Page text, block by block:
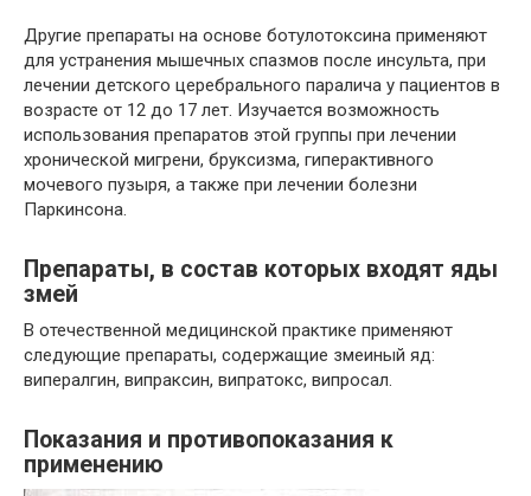
Другие препараты на основе ботулотоксина применяют
для устранения мышечных спазмов после инсульта, при
лечении детского церебрального паралича у пациентов в
возрасте от 12 до 17 лет. Изучается возможность
использования препаратов этой группы при лечении
хронической мигрени, бруксизма, гиперактивного
мочевого пузыря, а также при лечении болезни
Паркинсона.
Препараты, в состав которых входят яды
змей
В отечественной медицинской практике применяют
следующие препараты, содержащие змеиный яд:
випералгин, випраксин, випратокс, випросал.
Показания и противопоказания к
применению